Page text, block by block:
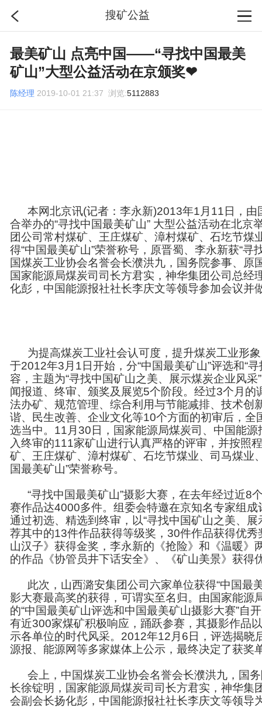
搜矿公益
首页
最美矿山 点亮中国——“寻找中国最美
矿山”大型公益活动在京颁奖❤
陈经理 2019-10-01 21:37 浏览:5112883
本网北京讯(记者：李永新)2013年1月11日，由
合举办的“寻找中国最美矿山” 大型公益活动在北京
团公司常村煤矿、王庄煤矿、漳村煤矿、石圪节煤
得“中国最美矿山”荣誉称号，原晋蜀、李永新获“寻
国煤炭工业协会名誉会长濮洪九，国务院参事、原
国家能源局煤炭司司长方君实，神华集团公司总经
化彭，中国能源报社社长李庆文等领导参加会议并
为提高煤炭工业社会认可度，提升煤炭工业形象
于2012年3月1日开始，分“中国最美矿山”评选和“
容，主题为“寻找中国矿山之美、展示煤炭企业风
闻报道、终审、颁奖及展览5个阶段。经过3个月
法办矿、规范管理、综合利用与节能减排、技术创
谐、民生改善、企业文化等10个方面的初审后，
选当中。11月30日，国家能源局煤炭司、中国能
入终审的111家矿山进行认真严格的评审，并按照
矿、王庄煤矿、漳村煤矿、石圪节煤业、司马煤业
国最美矿山”荣誉称号。
“寻找中国最美矿山”摄影大赛，在去年经过近8
赛作品达4000多件。组委会特邀在京知名专家组
通过初选、精选到终审，以“寻找中国矿山之美、
荐其中的13件作品获得等级奖，30件作品获得优
山汉子》获得金奖，李永新的《抢险》和《温暖》
的作品《协管员井下话安全》、《矿山美景》获得
此次，山西潞安集团公司六家单位获得“中国最
影大赛最高奖的获得，可谓实至名归。由国家能源
的“中国最美矿山评选和中国最美矿山摄影大赛”自
有近300家煤矿积极响应，踊跃参赛，其摄影作品
示各单位的时代风采。2012年12月6日，评选揭晓
源报、能源网等多家媒体上公示，最终决定了获奖
会上，中国煤炭工业协会名誉会长濮洪九，国
长徐锭明，国家能源局煤炭司司长方君实，神华集
会副会长扬化彭，中国能源报社社长李庆文等领导